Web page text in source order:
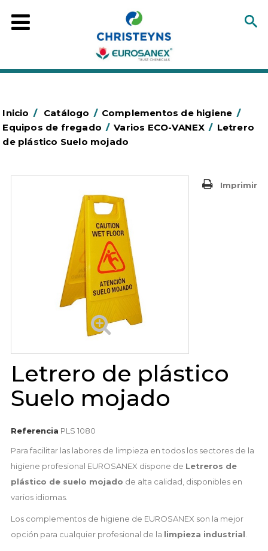
Inicio / Catálogo / Complementos de higiene /
Equipos de fregado / Varios ECO-VANEX / Letrero
de plástico Suelo mojado
Imprimir
Letrero de plástico
Suelo mojado
Referencia PLS 1080
Para facilitar las labores de limpieza en todos los sectores de la
higiene profesional EUROSANEX dispone de Letreros de
plástico de suelo mojado de alta calidad, disponibles en
varios idiomas.
Los complementos de higiene de EUROSANEX son la mejor
opción para cualquier profesional de la limpieza industrial